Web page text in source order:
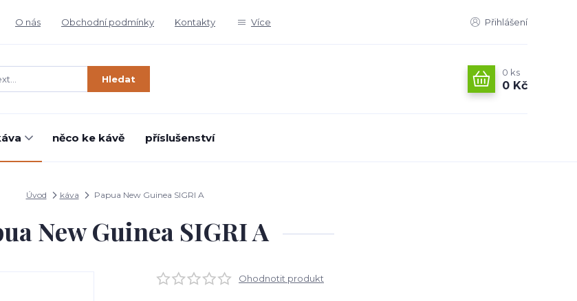
O nás Obchodní podmínky Kontakty Více Přihlášení
Hledat
0 ks
0 Kč
něco ke kávě příslušenství
Úvod káva Papua New Guinea SIGRI A
New Guinea SIGRI A
Ohodnotit produkt